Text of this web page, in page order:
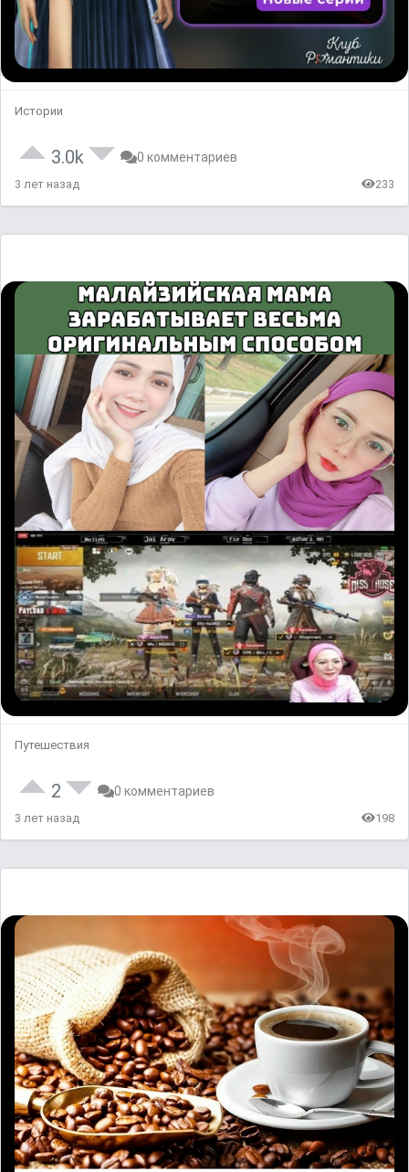
Истории
3.0k 0 комментариев
3 лет назад 233
Путешествия
2 0 комментариев
3 лет назад 198